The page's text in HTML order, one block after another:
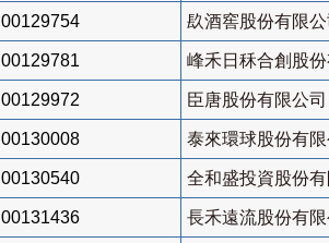
00129754 镹酒窖股份有限公
00129781 峰禾日秝合創股份
00129972 臣唐股份有限公司
00130008 泰來環球股份有限
00130540 全和盛投資股份有
00131436 長禾遠流股份有限